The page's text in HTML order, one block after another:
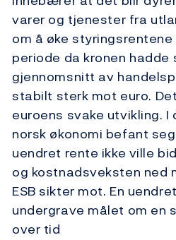
varer og tjenester fra
om å øke
periode da kronen
gjennomsnitt av
stabilt sterk mot euro.
euroens svake utvikling. I
norsk økonomi befant
uendret rente ikke ville
og kostnadsveksten ned
ESB sikter mot. En
undergrave målet om en
over tid